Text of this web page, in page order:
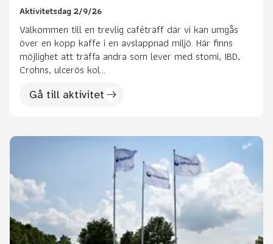
Aktivitetsdag 2/9/26
Välkommen till en trevlig caféträff där vi kan umgås
över en kopp kaffe i en avslappnad miljö. Här finns
möjlighet att träffa andra som lever med stomi, IBD,
Crohns, ulcerös kol...
Gå till aktivitet